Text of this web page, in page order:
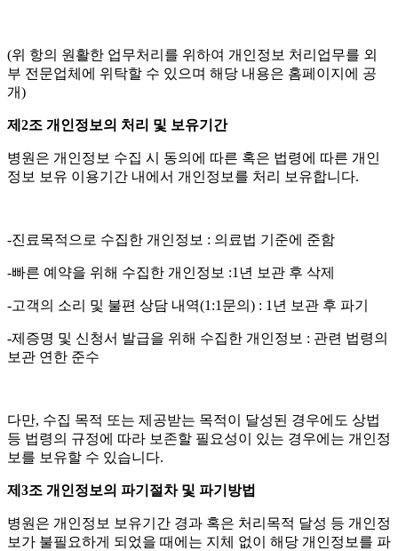
(위 항의 원활한 업무처리를 위하여 개인정보 처리업무를 외
부 전문업체에 위탁할 수 있으며 해당 내용은 홈페이지에 공
개)
제2조 개인정보의 처리 및 보유기간
병원은 개인정보 수집 시 동의에 따른 혹은 법령에 따른 개인
정보 보유 이용기간 내에서 개인정보를 처리 보유합니다.
-진료목적으로 수집한 개인정보 : 의료법 기준에 준함
-빠른 예약을 위해 수집한 개인정보 :1 년 보관 후 삭제
-고객의 소리 및 불편 상담 내역(1:1 문의 ) : 1 년 보관 후 파기
-제증명 및 신청서 발급을 위해 수집한 개인정보 : 관련 법령의
보관 연한 준수
다만, 수집 목적 또는 제공받는 목적이 달성된 경우에도 상법
등 법령의 규정에 따라 보존할 필요성이 있는 경우에는 개인정
보를 보유할 수 있습니다.
제 3조 개인정보의 파기절차 및 파기방법
병원은 개인정보 보유기간 경과 혹은 처리목적 달성 등 개인정
보가 불필요하게 되었을 때에는 지체 없이 해당 개인정보를 파